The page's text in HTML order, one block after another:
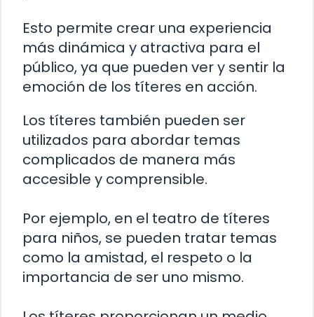
Esto permite crear una experiencia
más dinámica y atractiva para el
público, ya que pueden ver y sentir la
emoción de los títeres en acción.
Los títeres también pueden ser
utilizados para abordar temas
complicados de manera más
accesible y comprensible.
Por ejemplo, en el teatro de títeres
para niños, se pueden tratar temas
como la amistad, el respeto o la
importancia de ser uno mismo.